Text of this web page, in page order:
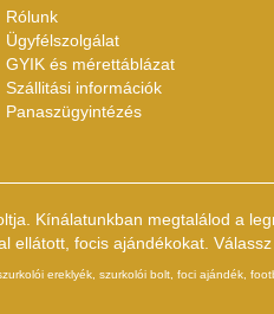
Rólunk
Ügyfélszolgálat
GYIK és mérettáblázat
Szállitási információk
Panaszügyintézés
Kínálatunkban megtalálod a
focis ajándékokat.
ereklyék, szurkolói bolt, foci ajándék,